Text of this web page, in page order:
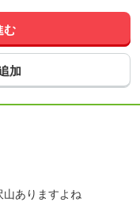
む
ありますよね